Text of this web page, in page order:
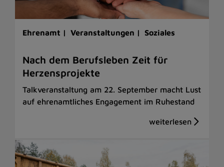
Ehrenamt | Veranstaltungen | Soziales
Nach dem Berufsleben Zeit für
Herzensprojekte
Talkveranstaltung am 22. September macht Lust
auf ehrenamtliches Engagement im Ruhestand